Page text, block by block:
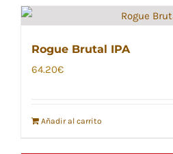
Rogue Brutal IPA
64.20€
Añadir al carrito